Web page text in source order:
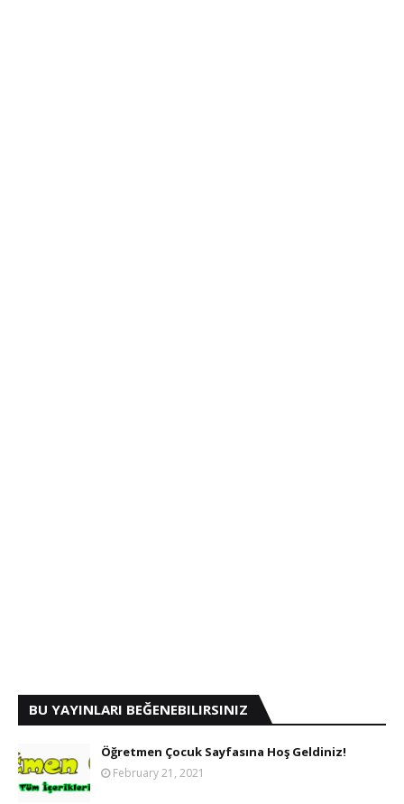
BU YAYINLARI BEĞENEBILIRSINIZ
Öğretmen Çocuk Sayfasına Hoş Geldiniz!
February 21, 2021